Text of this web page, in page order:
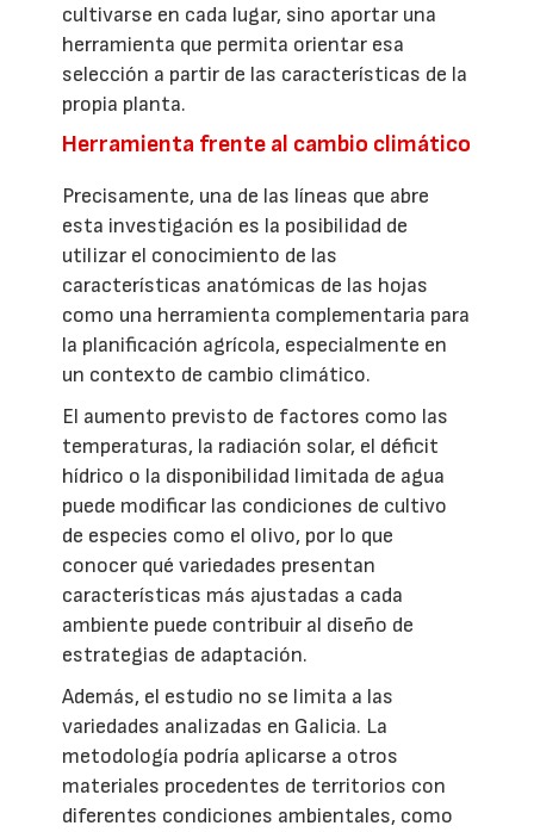
cultivarse en cada lugar, sino aportar una
herramienta que permita orientar esa
selección a partir de las características de la
propia planta.
Herramienta frente al cambio climático
Precisamente, una de las líneas que abre
esta investigación es la posibilidad de
utilizar el conocimiento de las
características anatómicas de las hojas
como una herramienta complementaria para
la planificación agrícola, especialmente en
un contexto de cambio climático.
El aumento previsto de factores como las
temperaturas, la radiación solar, el déficit
hídrico o la disponibilidad limitada de agua
puede modificar las condiciones de cultivo
de especies como el olivo, por lo que
conocer qué variedades presentan
características más ajustadas a cada
ambiente puede contribuir al diseño de
estrategias de adaptación.
Además, el estudio no se limita a las
variedades analizadas en Galicia. La
metodología podría aplicarse a otros
materiales procedentes de territorios con
diferentes condiciones ambientales, como